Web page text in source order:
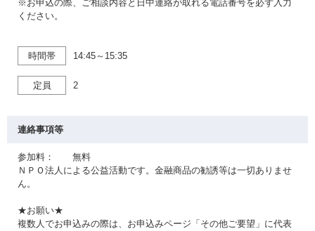
※お申込の際、ご相談内容と日中連絡が取れる電話番号を必ず入力
ください。
時間帯 14:45～15:35
定員 2
連絡事項等
参加料： 無料
ＮＰＯ法人による公益活動です。金融商品の勧誘等は一切ありませ
ん。
★お願い★
複数人でお申込みの際は、お申込みページ「その他ご要望」に代表